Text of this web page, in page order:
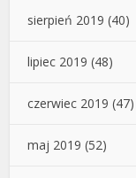
sierpień 2019 (40)
lipiec 2019 (48)
czerwiec 2019 (47)
maj 2019 (52)